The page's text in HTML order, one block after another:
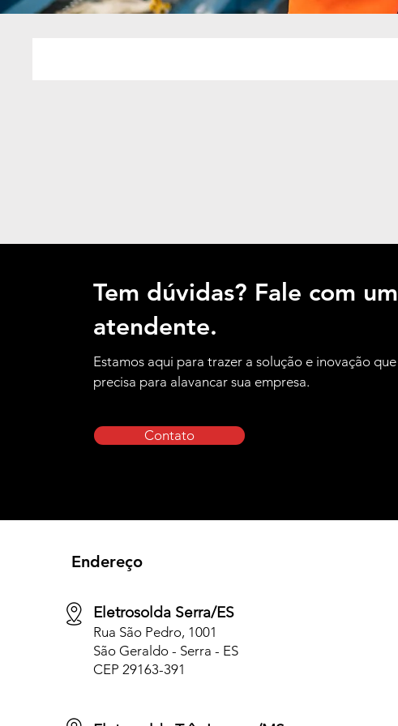
Tem dúvidas? Fale com um
atendente.
Estamos aqui para trazer a solução e inovação que
precisa para alavancar sua empresa.
Contato
Endereço
Eletrosolda Serra/ES
Rua São Pedro, 1001
São Geraldo - Serra - ES
CEP 29163-391